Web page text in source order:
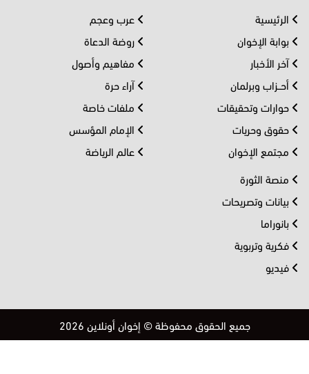
الرئيسية
بوابة الإخوان
آخر الأخبار
أحــزاب وبرلمان
حوارات وتحقيقات
حقوق وحريات
مجتمع الإخوان
عرب وعجم
روضة الدعاة
مفاهيم وأصول
آراء حرة
ملفات خاصة
الإمام المؤسس
عالم الرياضة
منصة الثورة
بيانات وتصريحات
بانوراما
فكرية وتربوية
فيديو
جميع الحقوق محفوظة © إخوان أونلاين 2026